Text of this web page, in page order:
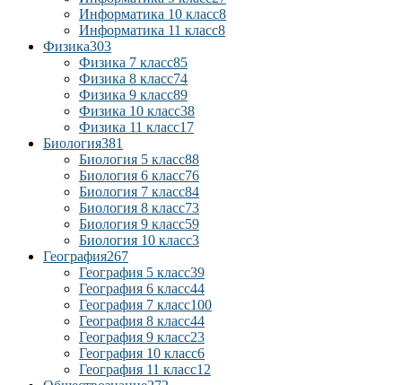
Информатика 10 класс8
Информатика 11 класс8
Физика303
Физика 7 класс85
Физика 8 класс74
Физика 9 класс89
Физика 10 класс38
Физика 11 класс17
Биология381
Биология 5 класс88
Биология 6 класс76
Биология 7 класс84
Биология 8 класс73
Биология 9 класс59
Биология 10 класс3
География267
География 5 класс39
География 6 класс44
География 7 класс100
География 8 класс44
География 9 класс23
География 10 класс6
География 11 класс12